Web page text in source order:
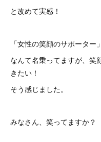
と改めて実感！
「女性の笑顔のサポーター」
なんて名乗ってますが、笑
きたい！
そう感じました。
みなさん、笑ってますか？